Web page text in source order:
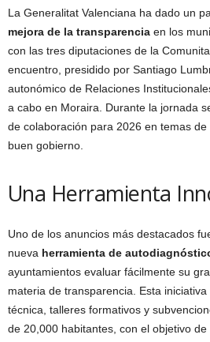
La Generalitat Valenciana ha dado un
mejora de la transparencia en los
con las tres diputaciones de la
encuentro, presidido por Santiago
autonómico de Relaciones
a cabo en Moraira. Durante la jornada
de colaboración para 2026 en temas
buen gobierno.
Una Herramienta
Uno de los anuncios más destacados
nueva herramienta de
ayuntamientos evaluar fácilmente su
materia de transparencia. Esta
técnica, talleres formativos y
de 20,000 habitantes, con el objetivo de